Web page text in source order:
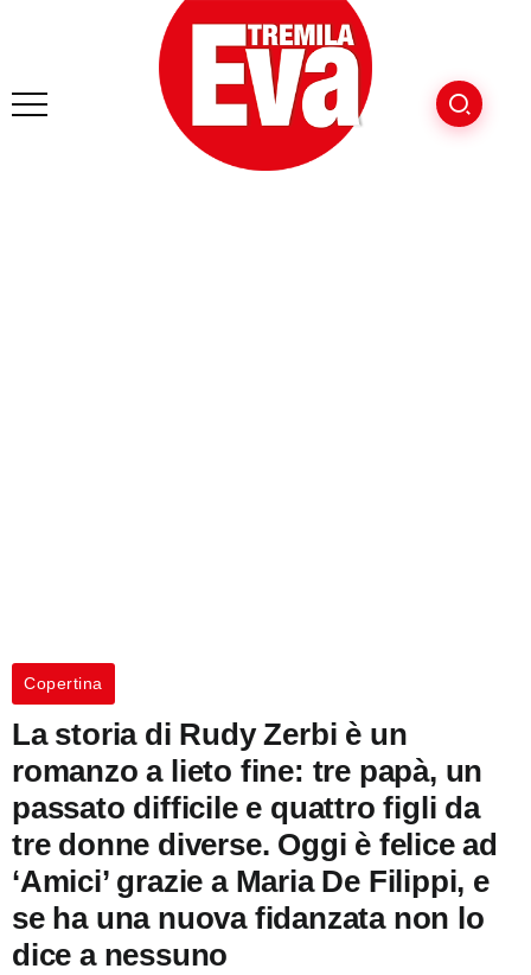
Copertina
La storia di Rudy Zerbi è un
romanzo a lieto fine: tre papà, un
passato difficile e quattro figli da
tre donne diverse. Oggi è felice ad
‘Amici’ grazie a Maria De Filippi, e
se ha una nuova fidanzata non lo
dice a nessuno